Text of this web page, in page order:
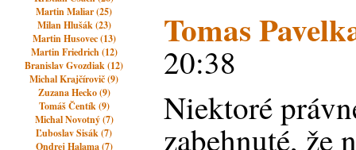
Martin Maliar (25)
Milan Hlušák (23)
Martin Husovec (13)
Martin Friedrich (12)
Branislav Gvozdiak (12)
Michal Krajčírovič (9)
Zuzana Hecko (9)
Tomáš Čentík (9)
Michal Novotný (7)
Ľuboslav Sisák (7)
Ondrej Halama (7)
Tomas
20:38
Niektoré
zabehnuté, že